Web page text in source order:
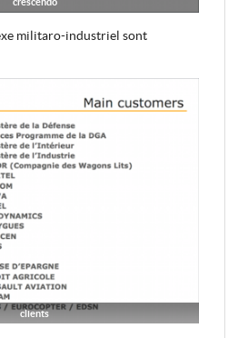
militaro-industriel sont
clients